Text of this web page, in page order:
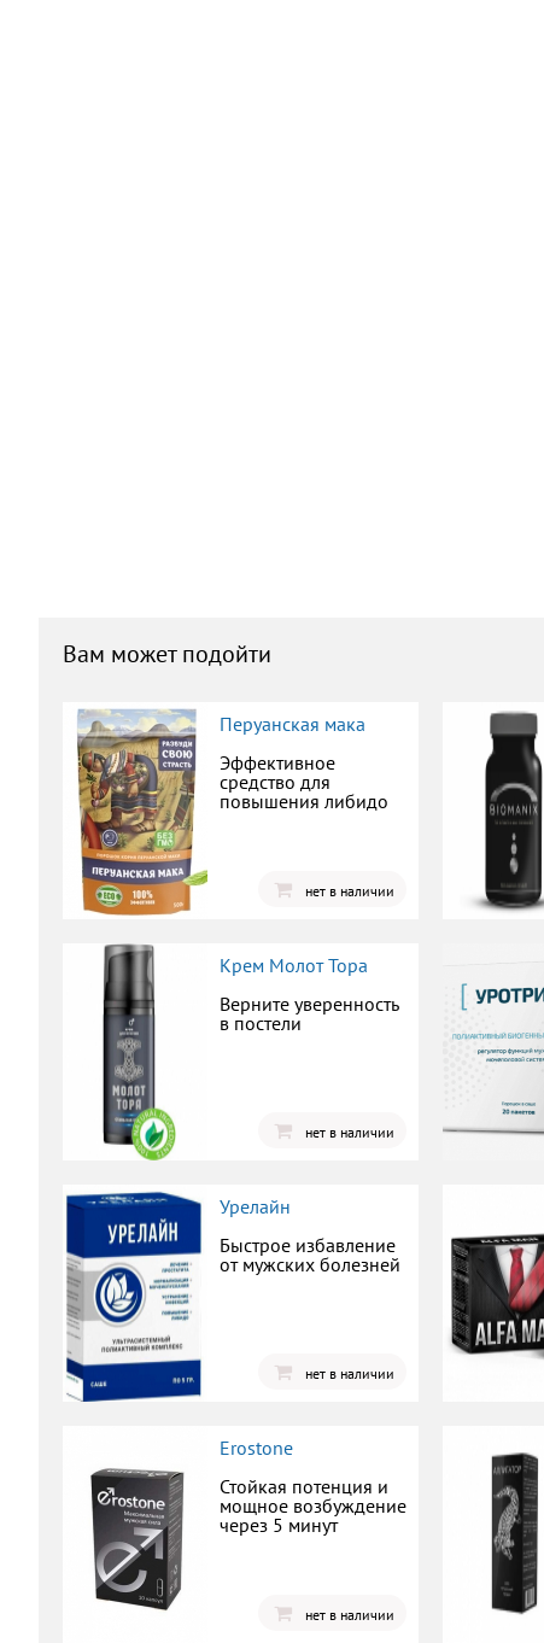
Вам может подойти
Перуанская мака
Эффективное
средство для
повышения либидо
нет в наличии
Крем Молот Тора
Верните уверенность
в постели
нет в наличии
Урелайн
Быстрое избавление
от мужских болезней
нет в наличии
Erostone
Стойкая потенция и
мощное возбуждение
через 5 минут
нет в наличии